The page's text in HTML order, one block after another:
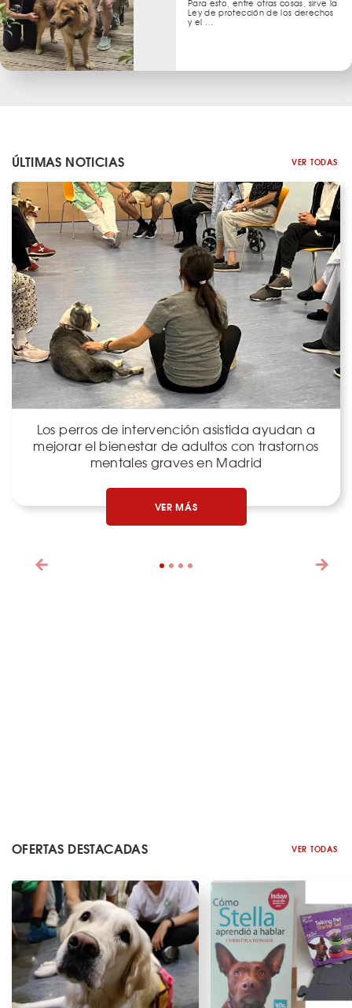
Para esto, entre otras cosas, sirve la
Ley de protección de los derechos
y el …
ÚLTIMAS NOTICIAS VER TODAS
Los perros de intervención asistida ayudan a
mejorar el bienestar de adultos con trastornos
mentales graves en Madrid
VER MÁS
OFERTAS DESTACADAS VER TODAS